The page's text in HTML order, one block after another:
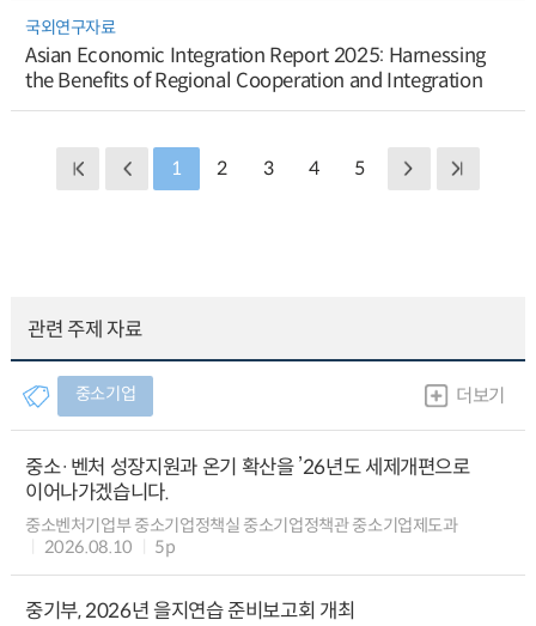
국외연구자료
Asian Economic Integration Report 2025: Harnessing
the Benefits of Regional Cooperation and Integration
1 2 3 4 5
관련 주제 자료
중소기업 더보기
중소·벤처 성장지원과 온기 확산을 ’26년도 세제개편으로
이어나가겠습니다.
중소벤처기업부 중소기업정책실 중소기업정책관 중소기업제도과
2026.08.10
5p
중기부, 2026년 을지연습 준비보고회 개최